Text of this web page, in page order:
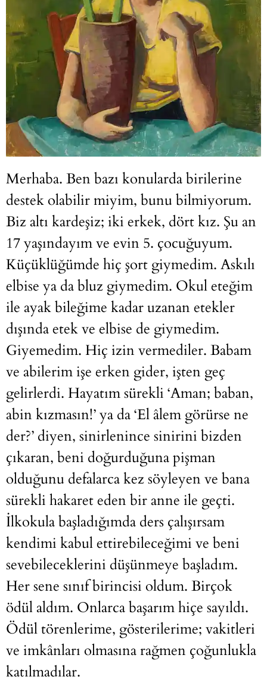
Merhaba. Ben bazı konularda birilerine
destek olabilir miyim, bunu bilmiyorum.
Biz altı kardeşiz; iki erkek, dört kız. Şu an
17 yaşındayım ve evin 5. çocuğuyum.
Küçüklüğümde hiç şort giymedim. Askılı
elbise ya da bluz giymedim. Okul eteğim
ile ayak bileğime kadar uzanan etekler
dışında etek ve elbise de giymedim.
Giyemedim. Hiç izin vermediler. Babam
ve abilerim işe erken gider, işten geç
gelirlerdi. Hayatım sürekli ‘Aman; baban,
abin kızmasın!’ ya da ‘El âlem görürse ne
der?’ diyen, sinirlenince sinirini bizden
çıkaran, beni doğurduğuna pişman
olduğunu defalarca kez söyleyen ve bana
sürekli hakaret eden bir anne ile geçti.
İlkokula başladığımda ders çalışırsam
kendimi kabul ettirebileceğimi ve beni
sevebileceklerini düşünmeye başladım.
Her sene sınıf birincisi oldum. Birçok
ödül aldım. Onlarca başarım hiçe sayıldı.
Ödül törenlerime, gösterilerime; vakitleri
ve imkânları olmasına rağmen çoğunlukla
katılmadılar.